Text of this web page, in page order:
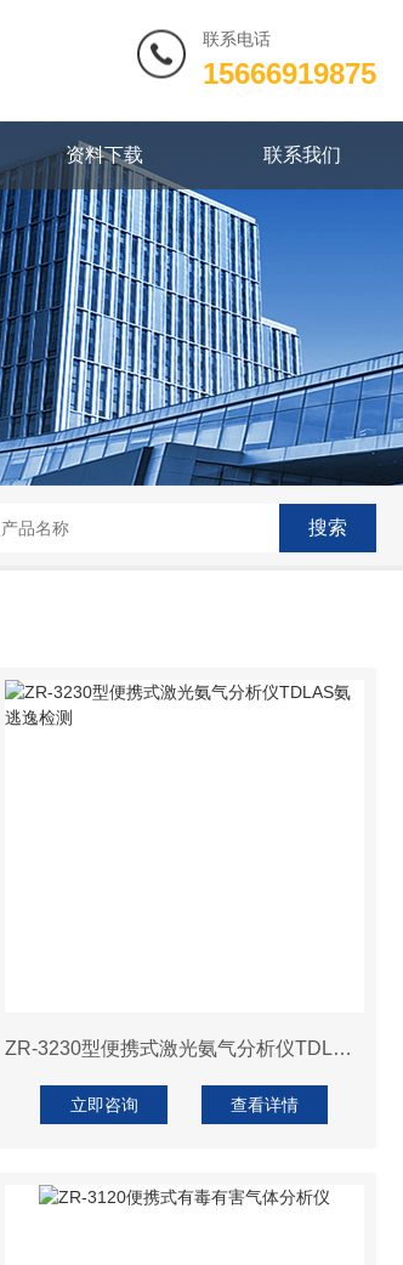
联系电话
15666919875
资料下载 联系我们
ZR-3230型便携式激光氨气分析仪TDLAS氨逃逸检测
立即咨询 查看详情